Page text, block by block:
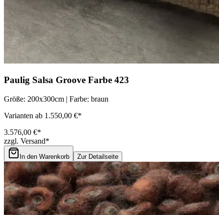
Paulig Salsa Groove Farbe 423
Größe: 200x300cm | Farbe: braun
Varianten ab 1.550,00 €*
3.576,00 €*
zzgl. Versand*
In den Warenkorb Zur Detailseite